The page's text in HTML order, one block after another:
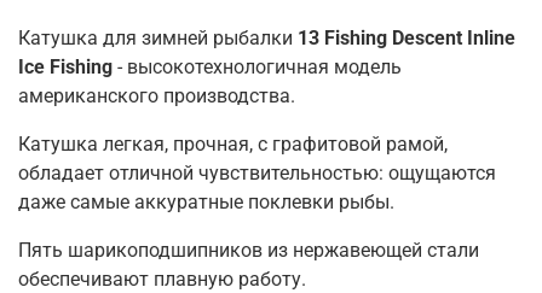
Катушка для зимней рыбалки 13 Fishing Descent Inline
Ice Fishing - высокотехнологичная модель
американского производства.
Катушка легкая, прочная, с графитовой рамой,
обладает отличной чувствительностью: ощущаются
даже самые аккуратные поклевки рыбы.
Пять шарикоподшипников из нержавеющей стали
обеспечивают плавную работу.